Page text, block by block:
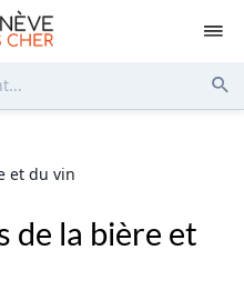
et du vin
de la bière et